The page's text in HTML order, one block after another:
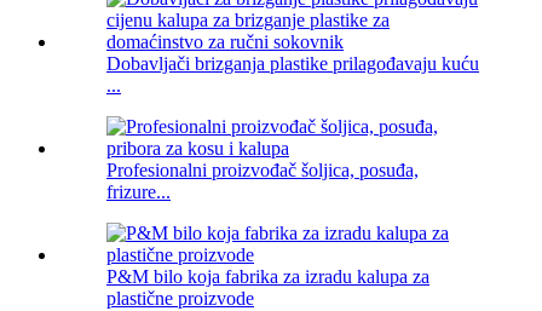
Dobavljači brizganja plastike prilagođavaju kuću
...
Profesionalni proizvođač šoljica, posuđa,
frizure...
P&M bilo koja fabrika za izradu kalupa za
plastične proizvode